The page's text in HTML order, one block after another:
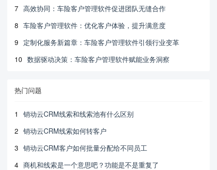
7 高效协同：车险客户管理软件促进团队无缝合作
8 车险客户管理软件：优化客户体验，提升满意度
9 定制化服务新篇章：车险客户管理软件引领行业变革
10 数据驱动决策：车险客户管理软件赋能业务洞察
热门问题
1
销动云CRM线索和线索池有什么区别
2 销动云CRM线索如何转客户
3 销动云CRM客户如何批量分配给不同员工
4 商机和线索是一个意思吧？功能是不是重复了